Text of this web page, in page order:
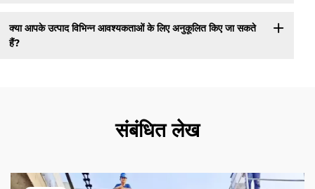
क्या आपके उत्पाद विभिन्न आवश्यकताओं के लिए अनुकूलित किए जा सकते
हैं?
संबंधित लेख